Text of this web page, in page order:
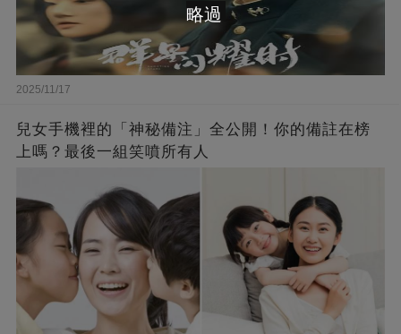
2025/11/17
兒女手機裡的「神秘備注」全公開！你的備註在榜
上嗎？最後一組笑噴所有人
略過